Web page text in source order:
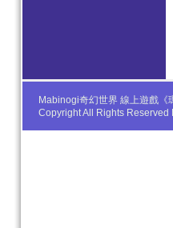
Mabinogi奇幻世界 線上遊戲
Copyright All Rights